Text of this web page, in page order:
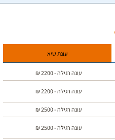
עונת שיא
עונה רגילה -2200
₪
עונה רגילה -2200
₪
עונה רגילה -2500
₪
עונה רגילה -2500
₪